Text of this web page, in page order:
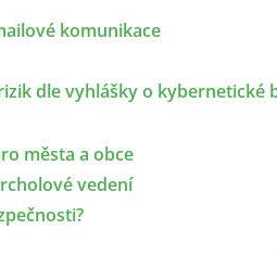
komunikace
dle vyhlášky o kybernetické
města a obce
vedení